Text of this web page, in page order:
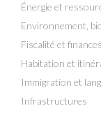
Énergie et
Environnement,
Fiscalité et
Habitation et
Immigration et
Infrastructures